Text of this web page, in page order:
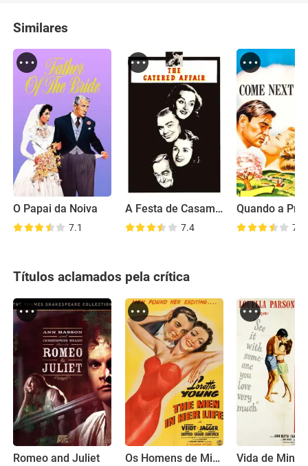
Similares
O Papai da Noiva
7.1
A Festa de Casamento
7.4 7.1
Títulos aclamados pela crítica
Romeo and Juliet Os Homens de Minha Vida Vida de